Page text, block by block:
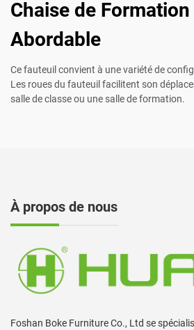
Chaise de
Abordable
Ce fauteuil convient à une variété de
Les roues du fauteuil facilitent son
salle de classe ou une salle de formation.
À propos de nous
Foshan Boke Furniture Co., Ltd se